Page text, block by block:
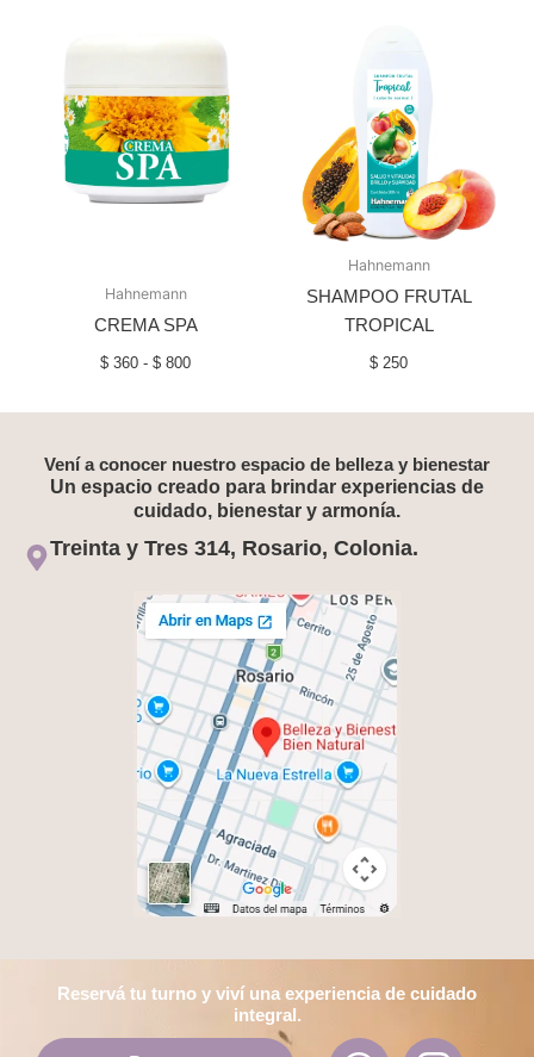
Hahnemann
CREMA SPA
$ 360 - $ 800
desde
$ 360
hasta
$ 800
Hahnemann
SHAMPOO FRUTAL
TROPICAL
$ 250
Vení a conocer nuestro espacio de belleza y bienestar
Un espacio creado para brindar experiencias de
cuidado, bienestar y armonía.
Treinta y Tres 314, Rosario, Colonia.
Reservá tu turno y viví una experiencia de cuidado
integral.